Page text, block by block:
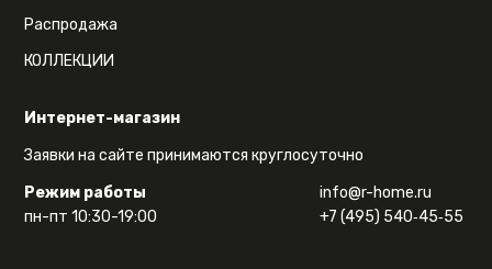
Интернет-магазин
Заявки на сайте принимаются круглосуточно
Режим работы
пн-пт 10:30-19:00
info@r-home.ru
+7 (495) 540‑45‑55
Распродажа
КОЛЛЕКЦИИ